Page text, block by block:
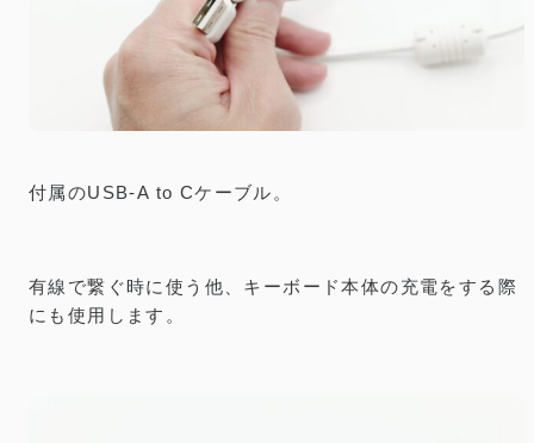
付属のUSB-A to Cケーブル。
有線で繋ぐ時に使う他、キーボード本体の充電をする際
にも使用します。